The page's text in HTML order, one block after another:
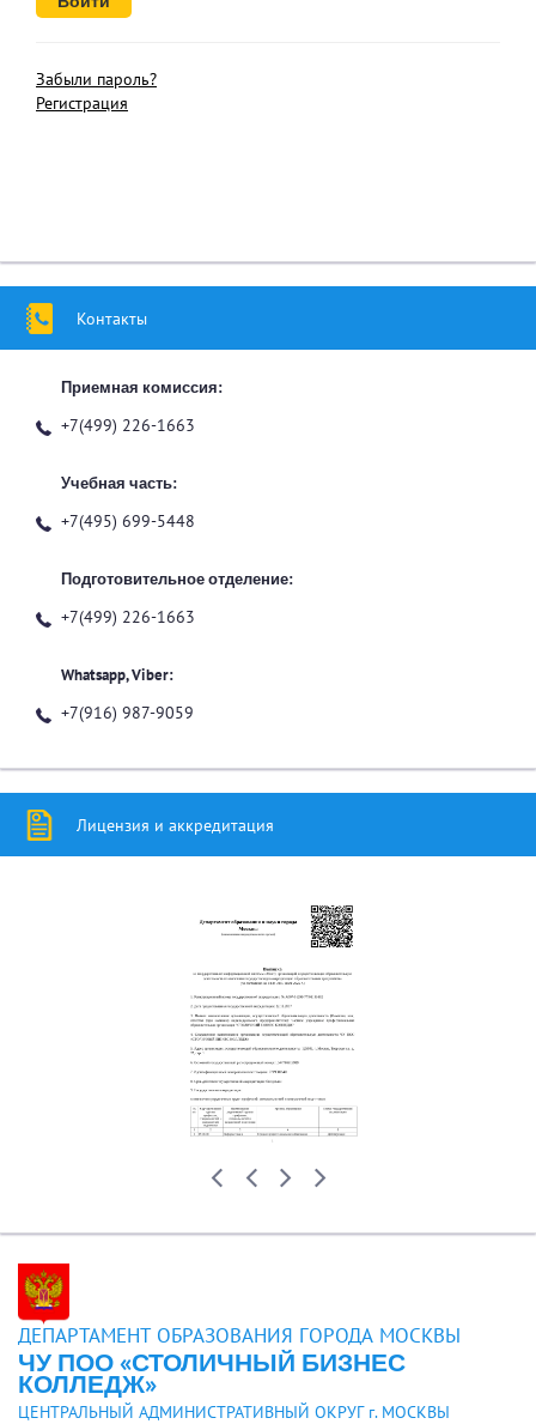
Забыли пароль?
Регистрация
Контакты
Приемная комиссия:
+7(499) 226-1663
Учебная часть:
+7(495) 699-5448
Подготовительное отделение:
+7(499) 226-1663
Whatsapp, Viber:
+7(916) 987-9059
Лицензия и аккредитация
ДЕПАРТАМЕНТ ОБРАЗОВАНИЯ ГОРОДА МОСКВЫ
ЧУ ПОО «СТОЛИЧНЫЙ БИЗНЕС
КОЛЛЕДЖ»
ЦЕНТРАЛЬНЫЙ АДМИНИСТРАТИВНЫЙ ОКРУГ г. МОСКВЫ